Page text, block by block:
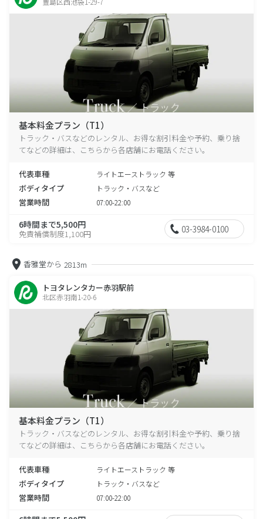
基本料金プラン（T1）
トラック・バスなどのレンタル、お得な割引料金や予約、乗り捨
てなどの詳細は、こちらから各店舗にお電話ください。
代表車種 ライトエーストラック 等
ボディタイプ トラック・バスなど
営業時間 07:00-22:00
6時間まで5,500円
免責補償制度1,100円 03-3984-0100
香雅堂から 2813m
トヨタレンタカー赤羽駅前
北区赤羽南1-20-6
基本料金プラン（T1）
トラック・バスなどのレンタル、お得な割引料金や予約、乗り捨
てなどの詳細は、こちらから各店舗にお電話ください。
代表車種 ライトエーストラック 等
ボディタイプ トラック・バスなど
営業時間 07:00-22:00